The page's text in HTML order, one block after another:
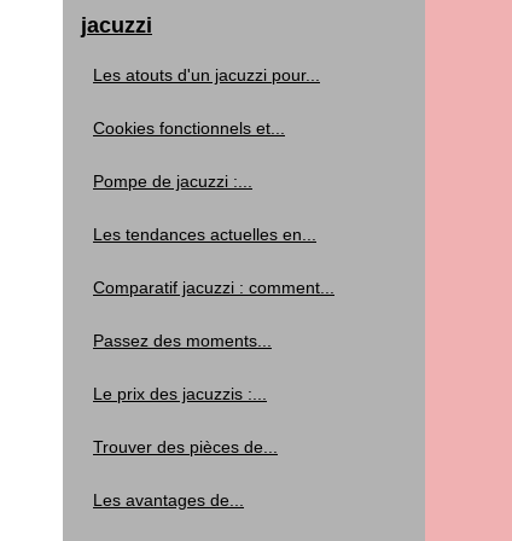
jacuzzi
Les atouts d'un jacuzzi pour...
Cookies fonctionnels et...
Pompe de jacuzzi :...
Les tendances actuelles en...
Comparatif jacuzzi : comment...
Passez des moments...
Le prix des jacuzzis :...
Trouver des pièces de...
Les avantages de...